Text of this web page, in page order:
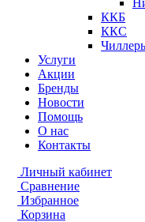
ККБ
ККС
Услуги
Акции
Бренды
Новости
Помощь
О нас
Контакты
Личный кабинет
Сравнение
Избранное
Корзина